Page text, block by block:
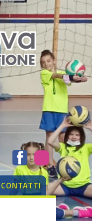
CONTATTI